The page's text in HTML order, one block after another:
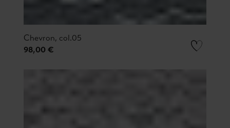
Chevron, col.05
98,00 €